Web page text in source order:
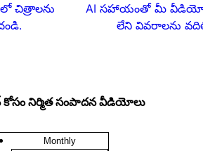
చిత్రాలను
AI సహాయంతో మీ వీడియోల
లేని వివరాలను
కోసం నిర్మిత సంపాదన వీడియోలు
Monthly